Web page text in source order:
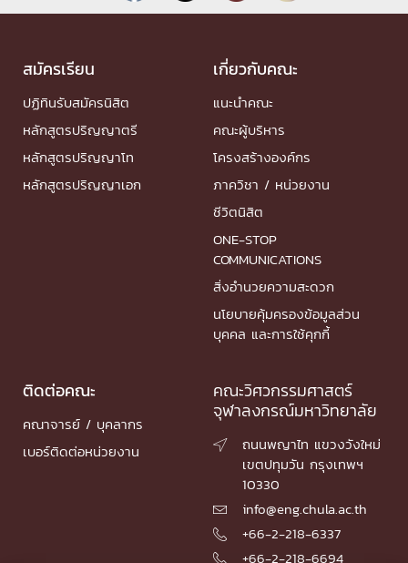
สมัครเรียน
ปฏิทินรับสมัครนิสิต
หลักสูตรปริญญาตรี
หลักสูตรปริญญาโท
หลักสูตรปริญญาเอก
เกี่ยวกับคณะ
แนะนำคณะ
คณะผู้บริหาร
โครงสร้างองค์กร
ภาควิชา / หน่วยงาน
ชีวิตนิสิต
ONE-STOP
COMMUNICATIONS
สิ่งอำนวยความสะดวก
นโยบายคุ้มครองข้อมูลส่วน
บุคคล และการใช้คุกกี้
ติดต่อคณะ
คณาจารย์ / บุคลากร
เบอร์ติดต่อหน่วยงาน
คณะวิศวกรรมศาสตร์
จุฬาลงกรณ์มหาวิทยาลัย

ถนนพญาไท แขวงวังใหม่
เขตปทุมวัน กรุงเทพฯ
10330
 info@eng.chula.ac.th
 +66-2-218-6337
 +66-2-218-6694